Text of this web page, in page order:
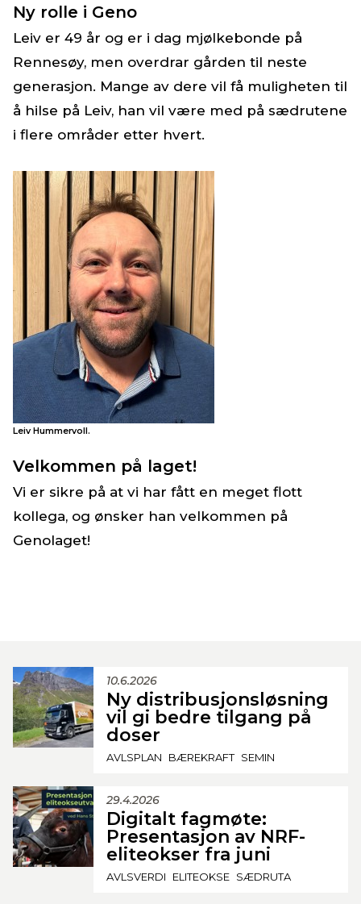
Ny rolle i Geno
Leiv er 49 år og er i dag mjølkebonde på
Rennesøy, men overdrar gården til neste
generasjon. Mange av dere vil få muligheten til
å hilse på Leiv, han vil være med på sædrutene
i flere områder etter hvert.
Leiv Hummervoll.
Velkommen på laget!
Vi er sikre på at vi har fått en meget flott
kollega, og ønsker han velkommen på
Genolaget!
10.6.2026
Ny distribusjonsløsning
vil gi bedre tilgang på
doser
AVLSPLAN BÆREKRAFT SEMIN
29.4.2026
Digitalt fagmøte:
Presentasjon av NRF-
eliteokser fra juni
AVLSVERDI ELITEOKSE SÆDRUTA